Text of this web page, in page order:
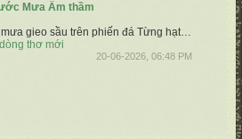
Mưa Âm thầm
gieo sầu trên phiến đá Từng hạt trôi suốt tháng ngày qua
thơ mới
20-06-2026, 06:48 PM